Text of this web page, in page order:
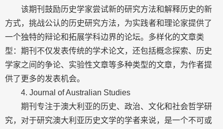
该期刊鼓励历史学家尝试新的研究方法和解释历史的新
方式，挑战公认的历史研究方法，为实践者和理论家提供了
一个独特的辩论和拓展学科边界的论坛。多样化的文章类
型：期刊不仅发表传统的学术论文，还包括概念探索、历史
学家之间的争论、实验性文章等多种类型的文章，为作者提
供了更多的发表机会。
4. Journal of Australian Studies
期刊专注于澳大利亚的历史、政治、文化和社会哲学研
究，对于研究澳大利亚历史文学的学者来说，是一个不可或